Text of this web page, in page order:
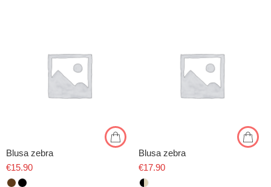
Blusa zebra
€15.90
Blusa zebra
€17.90